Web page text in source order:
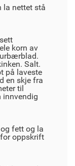
la nettet stå
korn av
Salt.
på laveste
en skje fra
til
innvendig
fett og la
oppskrift